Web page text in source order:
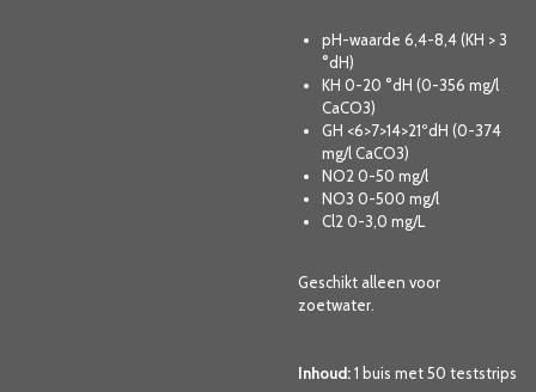
pH-waarde 6,4-8,4 (KH > 3
°dH)
KH 0-20 °dH (0-356 mg/l
CaCO3)
GH <6>7>14>21ºdH (0-374
mg/l CaCO3)
NO2 0-50 mg/l
NO3 0-500 mg/l
Cl2 0-3,0 mg/L
Geschikt alleen voor
zoetwater.
Inhoud:1 buis met 50 teststrips